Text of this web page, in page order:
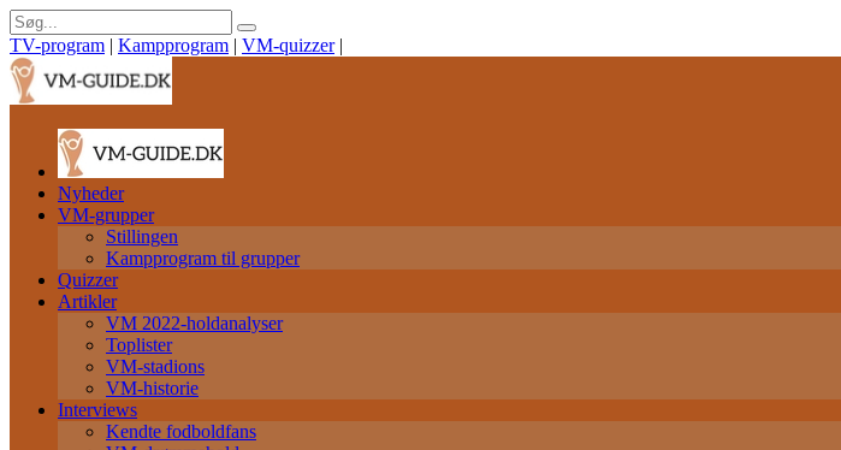
TV-program | Kampprogram | VM-quizzer |
Nyheder
VM-grupper
Stillingen
Kampprogram til grupper
Quizzer
Artikler
VM 2022-holdanalyser
Toplister
VM-stadions
VM-historie
Interviews
Kendte fodboldfans